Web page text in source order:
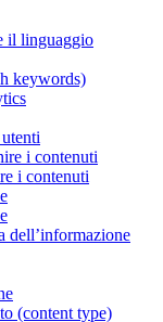
il linguaggio
keywords)
i contenuti
i contenuti
dell’informazione
(content type)